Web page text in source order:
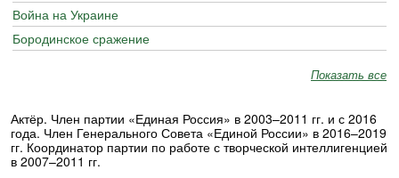
Война на Украине
Бородинское сражение
Показать все
Актёр. Член партии «Единая Россия» в 2003–2011 гг. и с 2016
года. Член Генерального Совета «Единой России» в 2016–2019
гг. Координатор партии по работе с творческой интеллигенцией
в 2007–2011 гг.